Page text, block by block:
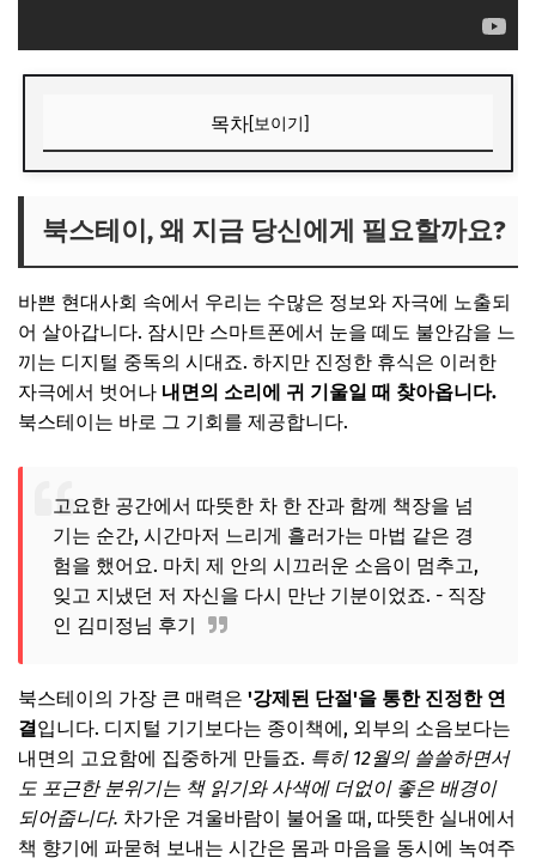
목차[보이기]
🎁 요즘 다들 사는 “가성비 꿀템” 먼저 보고 가세요
💸 넷플릭스·유튜브·ChatGPT, 제값 내지 말고 할인해서 쓰세
1. 숲속의 비밀 서재, '고요의 숲 스테이'
자연과 하나 되는 독서 공간
🎁 요즘 다들 사는 “가성비 꿀템” 먼저 보고 가세요
2. 파도 소리가 들려오는 작은 서점, '바다 그림책 숙소'
🎁 요즘 다들 사는 “가성비 꿀템” 먼저 보고 가세요
💸 넷플릭스·유튜브·ChatGPT, 제값 내지 말고 할인해서 쓰세
3. 시간마저 멈춘 듯한 고즈넉한 한옥, '달빛 책방'
밤을 밝히는 달빛 아래 독서
🎁 요즘 다들 사는 “가성비 꿀템” 먼저 보고 가세요
💸 넷플릭스·유튜브·ChatGPT, 제값 내지 말고 할인해서 쓰세
요
북스테이, 왜 지금 당신에게 필요할까요?
바쁜 현대사회 속에서 우리는 수많은 정보와 자극에 노출되
어 살아갑니다. 잠시만 스마트폰에서 눈을 떼도 불안감을 느
끼는 디지털 중독의 시대죠. 하지만 진정한 휴식은 이러한
자극에서 벗어나 내면의 소리에 귀 기울일 때 찾아옵니다.
북스테이는 바로 그 기회를 제공합니다.
고요한 공간에서 따뜻한 차 한 잔과 함께 책장을 넘
기는 순간, 시간마저 느리게 흘러가는 마법 같은 경
험을 했어요. 마치 제 안의 시끄러운 소음이 멈추고,
잊고 지냈던 저 자신을 다시 만난 기분이었죠. - 직장
인 김미정님 후기
북스테이의 가장 큰 매력은 '강제된 단절'을 통한 진정한 연
결입니다. 디지털 기기보다는 종이책에, 외부의 소음보다는
내면의 고요함에 집중하게 만들죠. 특히 12월의 쓸쓸하면서
도 포근한 분위기는 책 읽기와 사색에 더없이 좋은 배경이
되어줍니다. 차가운 겨울바람이 불어올 때, 따뜻한 실내에서
책 향기에 파묻혀 보내는 시간은 몸과 마음을 동시에 녹여주